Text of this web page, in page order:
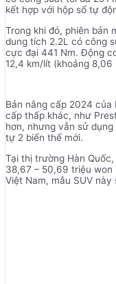
kết hợp với hộp số tự
Trong khi đó, phiên bản
dung tích 2.2L có công
cực đại 441 Nm. Động
12,4 km/lít (khoảng 8,06
Bản nâng cấp 2024 của
cấp thấp khác, như
hơn, nhưng vẫn sử
tự 2 biến thể mới.
Tại thị trường Hàn
38,67 – 50,69 triệu won
Việt Nam, mẫu SUV